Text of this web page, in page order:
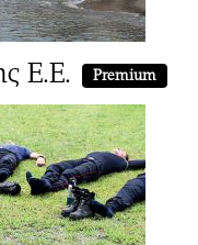
Ε.Ε. Premium